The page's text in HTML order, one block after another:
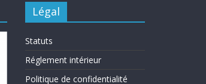
Légal
Statuts
Réglement intérieur
Politique de confidentialité